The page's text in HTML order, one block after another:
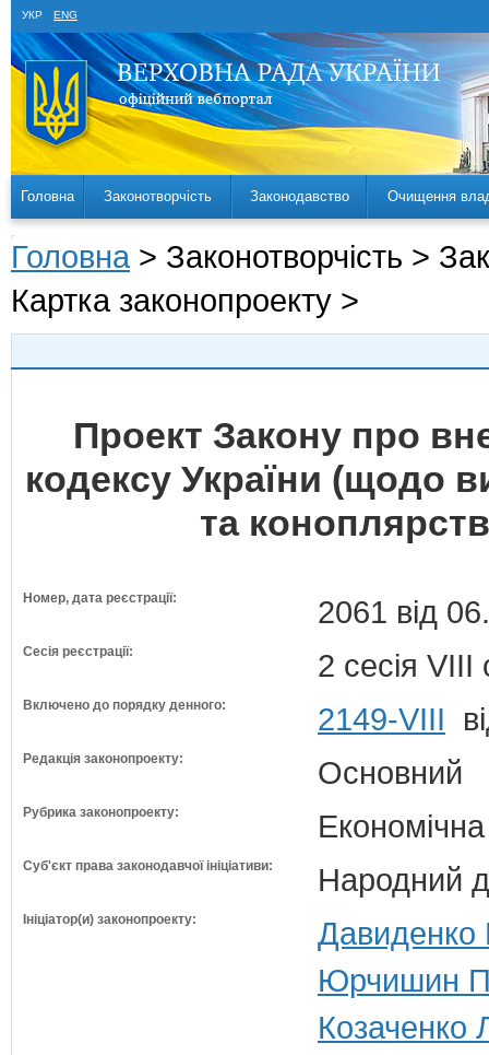
УКР ENG
Головна Законотворчість Законодавство Очищення
Головна > Законотворчість >
Картка законопроекту >
Проект Закону про
кодексу України (щодо
та
Номер, дата реєстрації: 2061 від
Сесія реєстрації: 2 сесія VIII
Включено до порядку денного: 2149-VIII
Редакція законопроекту: Основний
Рубрика законопроекту:
Суб'єкт права законодавчої ініціативи: Народний
Ініціатор(и) законопроекту:
Давиденко
Юрчишин
Козаченко